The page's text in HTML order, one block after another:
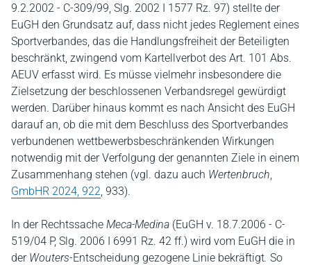
9.2.2002 - C-309/99, Slg. 2002 I 1577 Rz. 97) stellte der
EuGH den Grundsatz auf, dass nicht jedes Reglement eines
Sportverbandes, das die Handlungsfreiheit der Beteiligten
beschränkt, zwingend vom Kartellverbot des Art. 101 Abs.
AEUV erfasst wird. Es müsse vielmehr insbesondere die
Zielsetzung der beschlossenen Verbandsregel gewürdigt
werden. Darüber hinaus kommt es nach Ansicht des EuGH
darauf an, ob die mit dem Beschluss des Sportverbandes
verbundenen wettbewerbsbeschränkenden Wirkungen
notwendig mit der Verfolgung der genannten Ziele in einem
Zusammenhang stehen (vgl. dazu auch Wertenbruch,
GmbHR 2024, 922, 933).
In der Rechtssache Meca-Medina (EuGH v. 18.7.2006 - C-
519/04 P, Slg. 2006 I 6991 Rz. 42 ff.) wird vom EuGH die in
der Wouters-Entscheidung gezogene Linie bekräftigt. So